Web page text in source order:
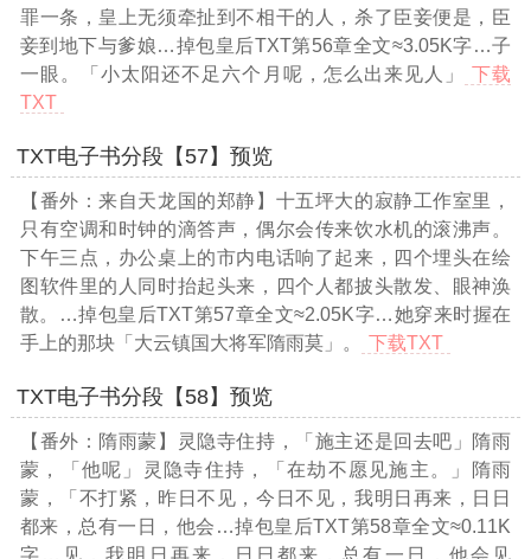
罪一条，皇上无须牵扯到不相干的人，杀了臣妾便是，臣
妾到地下与爹娘…掉包皇后TXT第56章全文≈3.05K字…子
一眼。「小太阳还不足六个月呢，怎么出来见人」
下载
TXT
TXT电子书分段【57】预览
【番外：来自天龙国的郑静】十五坪大的寂静工作室里，
只有空调和时钟的滴答声，偶尔会传来饮水机的滚沸声。
下午三点，办公桌上的市内电话响了起来，四个埋头在绘
图软件里的人同时抬起头来，四个人都披头散发、眼神涣
散。
…掉包皇后TXT第57章全文≈2.05K字…她穿来时握在
手上的那块「大云镇国大将军隋雨莫」。
下载TXT
TXT电子书分段【58】预览
【番外：隋雨蒙】灵隐寺住持，「施主还是回去吧」隋雨
蒙，「他呢」灵隐寺住持，「在劫不愿见施主。」隋雨
蒙，「不打紧，昨日不见，今日不见，我明日再来，日日
都来，总有一日，他会 …掉包皇后TXT第58章全文≈0.11K
字… 见，我明日再来，日日都来，总有一日，他会见